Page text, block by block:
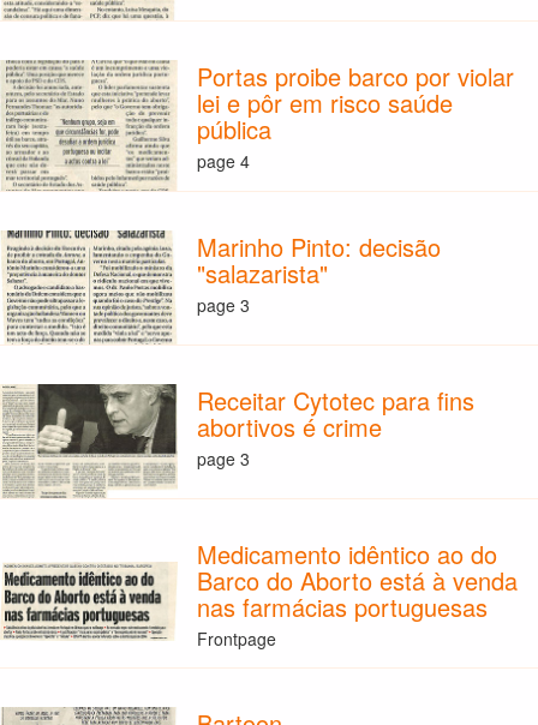
Portas proibe barco por violar
lei e pôr em risco saúde
pública
page 4
Marinho Pinto: decisão
"salazarista"
page 3
Receitar Cytotec para fins
abortivos é crime
page 3
Medicamento idêntico ao do
Barco do Aborto está à venda
nas farmácias portuguesas
Frontpage